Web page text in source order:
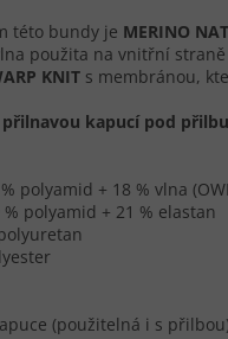
této bundy je MERINO
použita na vnitřní
KNIT s membránou,
přilnavou kapucí pod přilbu
polyamid + 18 % vlna
polyamid + 21 % elastan
(použitelná i s